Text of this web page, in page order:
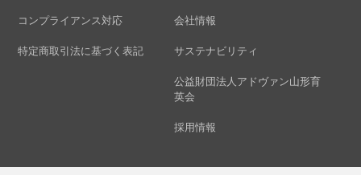
コンプライアンス対応
特定商取引法に基づく表記
会社情報
サステナビリティ
公益財団法人アドヴァン山形育
英会
採用情報